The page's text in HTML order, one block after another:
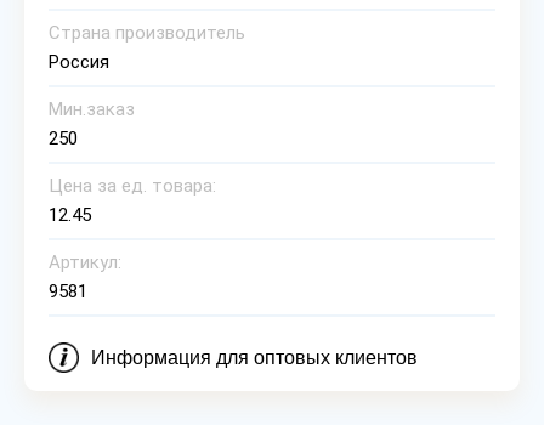
Страна производитель
Россия
Мин.заказ
250
Цена за ед. товара:
12.45
Артикул:
9581
Информация для оптовых клиентов